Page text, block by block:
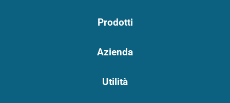
Prodotti
Azienda
Utilità